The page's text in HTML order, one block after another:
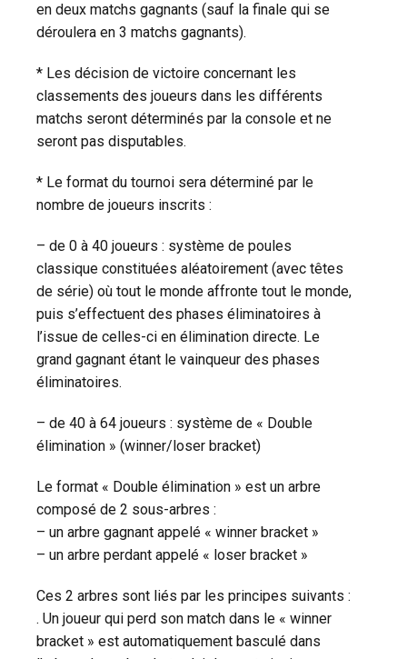
en deux matchs gagnants (sauf la finale qui se
déroulera en 3 matchs gagnants).
* Les décision de victoire concernant les
classements des joueurs dans les différents
matchs seront déterminés par la console et ne
seront pas disputables.
* Le format du tournoi sera déterminé par le
nombre de joueurs inscrits :
– de 0 à 40 joueurs : système de poules
classique constituées aléatoirement (avec têtes
de série) où tout le monde affronte tout le monde,
puis s’effectuent des phases éliminatoires à
l’issue de celles-ci en élimination directe. Le
grand gagnant étant le vainqueur des phases
éliminatoires.
– de 40 à 64 joueurs : système de « Double
élimination » (winner/loser bracket)
Le format « Double élimination » est un arbre
composé de 2 sous-arbres :
– un arbre gagnant appelé « winner bracket »
– un arbre perdant appelé « loser bracket »
Ces 2 arbres sont liés par les principes suivants :
. Un joueur qui perd son match dans le « winner
bracket » est automatiquement basculé dans